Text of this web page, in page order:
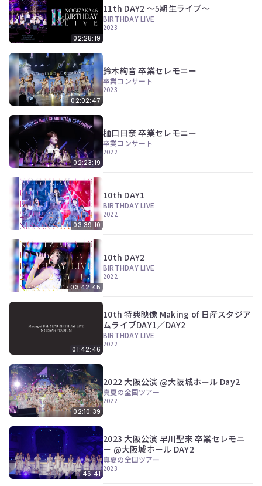
02:28:19
11th DAY2 ～5期生ライブ～
BIRTHDAY LIVE
2023
02:02:47
鈴木絢音 卒業セレモニー
卒業コンサート
2023
02:23:19
樋口日奈 卒業セレモニー
卒業コンサート
2022
03:39:10
10th DAY1
BIRTHDAY LIVE
2022
03:42:45
10th DAY2
BIRTHDAY LIVE
2022
01:42:46
10th 特典映像 Making of 日産スタジア
ムライブDAY1／DAY2
BIRTHDAY LIVE
2022
02:10:39
2022 大阪公演 @大阪城ホール Day2
真夏の全国ツアー
2022
46:41
2023 大阪公演 早川聖来 卒業セレモニ
ー @大阪城ホール DAY2
真夏の全国ツアー
2023